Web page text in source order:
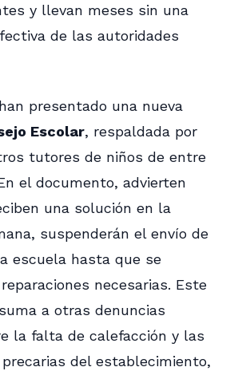
y llevan meses sin una
de las autoridades
presentado una nueva
Escolar, respaldada por
tutores de niños de entre
el documento, advierten
una solución en la
suspenderán el envío de
escuela hasta que se
necesarias. Este
a otras denuncias
la falta de calefacción y las
del establecimiento,